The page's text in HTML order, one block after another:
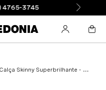
4765-3745
Calça Skinny Superbrilhante - Vermelho